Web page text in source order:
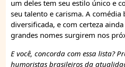
um deles tem seu estilo único e
seu talento e carisma. A comédia
diversificada, e com certeza
grandes nomes surgirem nos
E você, concorda com essa lista?
humoristas brasileiros da